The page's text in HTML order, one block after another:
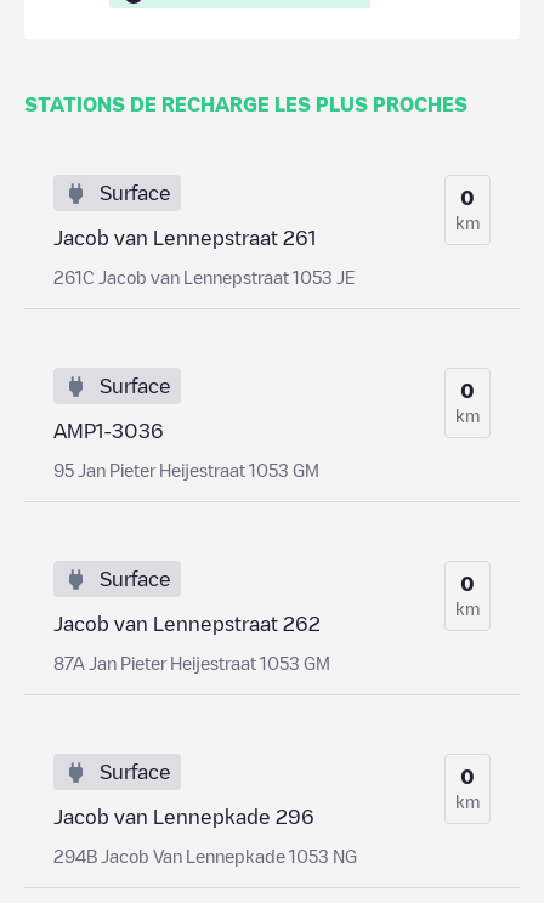
STATIONS DE RECHARGE LES PLUS PROCHES
Surface
Jacob van Lennepstraat 261
261C Jacob van Lennepstraat 1053 JE
0
km
Surface
AMP1-3036
95 Jan Pieter Heijestraat 1053 GM
0
km
Surface
Jacob van Lennepstraat 262
87A Jan Pieter Heijestraat 1053 GM
0
km
Surface
Jacob van Lennepkade 296
294B Jacob Van Lennepkade 1053 NG
0
km